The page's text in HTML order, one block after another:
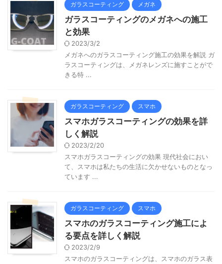
ガラスコーティング メガネ
ガラスコーティングのメガネへの施工
と効果
2023/3/2
メガネへのガラスコーティング施工の効果を解説 ガ
ラスコーティングは、メガネレンズに施すことがで
きる特 ...
ガラスコーティング スマホ
スマホガラスコーティングの効果を詳
しく解説
2023/2/20
スマホガラスコーティングの効果 現代社会におい
て、スマホは私たちの生活に欠かせないものとなっ
ています ...
ガラスコーティング スマホ
スマホのガラスコーティング施工によ
る要点を詳しく解説
2023/2/9
スマホのガラスコーティングは、スマホのガラス表